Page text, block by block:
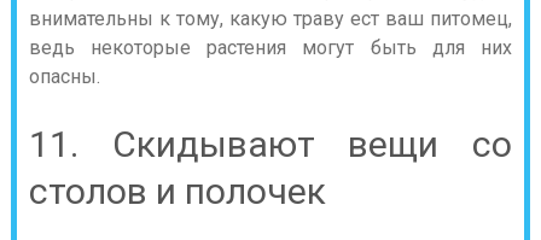
внимательны к тому, какую траву ест ваш питомец,
ведь некоторые растения могут быть для них
опасны.
11. Скидывают вещи со
столов и полочек